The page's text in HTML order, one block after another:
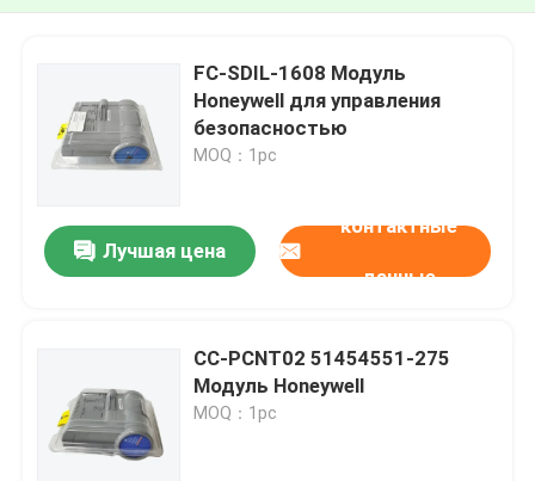
FC-SDIL-1608 Модуль
Honeywell для управления
безопасностью
MOQ：1pc
Лучшая цена
контактные
данные
CC-PCNT02 51454551-275
Модуль Honeywell
MOQ：1pc